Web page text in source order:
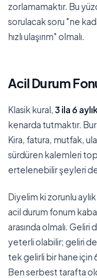
zorlamamaktır. Bu
sorulacak soru "ne
hızlı ulaşırım" olmalı.
Acil Durum
Klasik kural, 3 ila 6
kenarda tutmaktır.
Kira, fatura, mutfak,
sürdüren kalemleri
ertelenebilir şeyleri
Diyelim ki zorunlu
acil durum fonum
arasında olmalı. Geliri
yeterli olabilir; geliri
tek gelirli bir hane için
Ben serbest tarafta